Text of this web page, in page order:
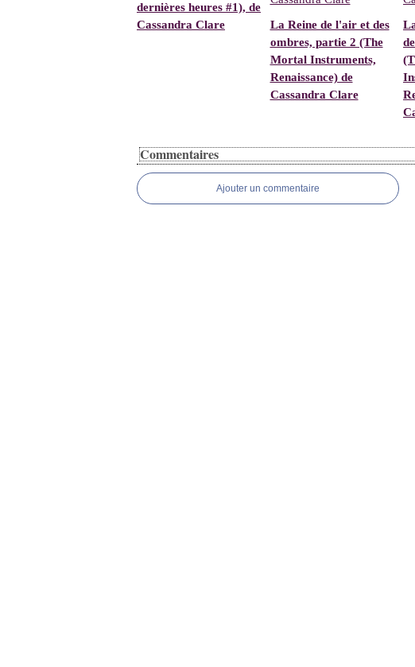
dernières heures #1), de
Cassandra Clare
La Reine de l'air et des
ombres, partie 2 (The
Mortal Instruments,
Renaissance) de
Cassandra Clare
Commentaires
Ajouter un commentaire